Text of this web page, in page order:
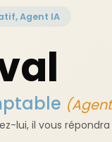
Agent IA
lui, il vous